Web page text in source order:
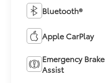
Bluetooth®
Apple CarPlay
Emergency Brake
Assist